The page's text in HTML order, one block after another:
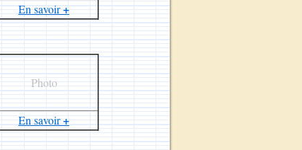
En savoir+
Photo
En savoir+